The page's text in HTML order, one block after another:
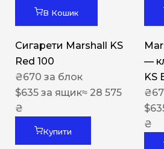
В Кошик
Сигарети Marshall KS
Red 100
₴670 за блок
$635 за ящик≈ 28 575
₴
Купити
—
KS
₴
$
₴